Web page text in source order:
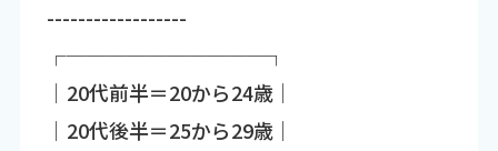
------------------
┌──────────┐
│20代前半＝20から24歳│
│20代後半＝25から29歳│